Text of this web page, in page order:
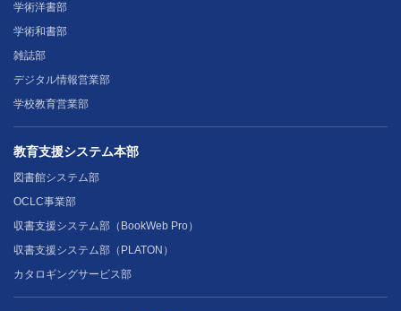
学術洋書部
学術和書部
雑誌部
デジタル情報営業部
学校教育営業部
教育支援システム本部
図書館システム部
OCLC事業部
収書支援システム部（BookWeb Pro）
収書支援システム部（PLATON）
カタロギングサービス部